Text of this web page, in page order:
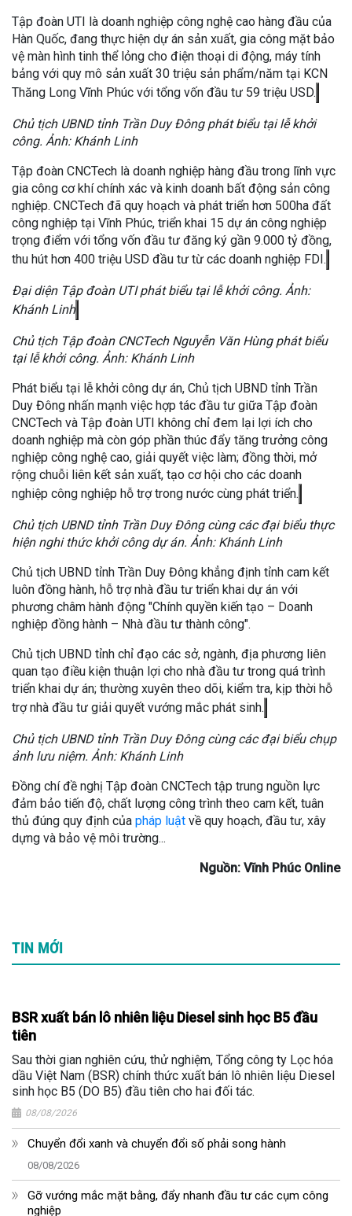
Tập đoàn UTI là doanh nghiệp công nghệ cao hàng đầu của
Hàn Quốc, đang thực hiện dự án sản xuất, gia công mặt bảo
vệ màn hình tinh thể lỏng cho điện thoại di động, máy tính
bảng với quy mô sản xuất 30 triệu sản phẩm/năm tại KCN
Thăng Long Vĩnh Phúc với tổng vốn đầu tư 59 triệu USD.
Chủ tịch UBND tỉnh Trần Duy Đông phát biểu tại lễ khởi
công. Ảnh: Khánh Linh
Tập đoàn CNCTech là doanh nghiệp hàng đầu trong lĩnh vực
gia công cơ khí chính xác và kinh doanh bất động sản công
nghiệp. CNCTech đã quy hoạch và phát triển hơn 500ha đất
công nghiệp tại Vĩnh Phúc, triển khai 15 dự án công nghiệp
trọng điểm với tổng vốn đầu tư đăng ký gần 9.000 tỷ đồng,
thu hút hơn 400 triệu USD đầu tư từ các doanh nghiệp FDI.
Đại diện Tập đoàn UTI phát biểu tại lễ khởi công. Ảnh:
Khánh Linh
Chủ tịch Tập đoàn CNCTech Nguyễn Văn Hùng phát biểu
tại lễ khởi công. Ảnh: Khánh Linh
Phát biểu tại lễ khởi công dự án, Chủ tịch UBND tỉnh Trần
Duy Đông nhấn mạnh việc hợp tác đầu tư giữa Tập đoàn
CNCTech và Tập đoàn UTI không chỉ đem lại lợi ích cho
doanh nghiệp mà còn góp phần thúc đẩy tăng trưởng công
nghiệp công nghệ cao, giải quyết việc làm; đồng thời, mở
rộng chuỗi liên kết sản xuất, tạo cơ hội cho các doanh
nghiệp công nghiệp hỗ trợ trong nước cùng phát triển.
Chủ tịch UBND tỉnh Trần Duy Đông cùng các đại biểu thực
hiện nghi thức khởi công dự án. Ảnh: Khánh Linh
Chủ tịch UBND tỉnh Trần Duy Đông khẳng định tỉnh cam kết
luôn đồng hành, hỗ trợ nhà đầu tư triển khai dự án với
phương châm hành động "Chính quyền kiến tạo – Doanh
nghiệp đồng hành – Nhà đầu tư thành công".
Chủ tịch UBND tỉnh chỉ đạo các sở, ngành, địa phương liên
quan tạo điều kiện thuận lợi cho nhà đầu tư trong quá trình
triển khai dự án; thường xuyên theo dõi, kiểm tra, kịp thời hỗ
trợ nhà đầu tư giải quyết vướng mắc phát sinh.
Chủ tịch UBND tỉnh Trần Duy Đông cùng các đại biểu chụp
ảnh lưu niệm. Ảnh: Khánh Linh
Đồng chí đề nghị Tập đoàn CNCTech tập trung nguồn lực
đảm bảo tiến độ, chất lượng công trình theo cam kết, tuân
thủ đúng quy định của pháp luật về quy hoạch, đầu tư, xây
dựng và bảo vệ môi trường...
Nguồn: Vĩnh Phúc Online
TIN MỚI
BSR xuất bán lô nhiên liệu Diesel sinh học B5 đầu
tiên
Sau thời gian nghiên cứu, thử nghiệm, Tổng công ty Lọc hóa
dầu Việt Nam (BSR) chính thức xuất bán lô nhiên liệu Diesel
sinh học B5 (DO B5) đầu tiên cho hai đối tác.
08/08/2026
Chuyển đổi xanh và chuyển đổi số phải song hành
08/08/2026
Gỡ vướng mắc mặt bằng, đẩy nhanh đầu tư các cụm công
nghiệp